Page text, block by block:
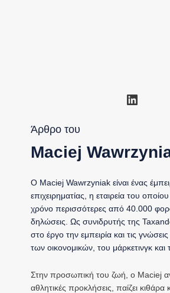
Linkedin
Άρθρο του
Maciej
Ο Maciej Wawrzyniak είναι ένας
επιχειρηματίας, η εταιρεία του
χρόνο περισσότερες από 40.000
δηλώσεις. Ως συνιδρυτής της
στο έργο την εμπειρία και τις
των οικονομικών, του μάρκετινγκ και
Στην προσωπική του ζωή, ο Maciej
αθλητικές προκλήσεις, παίζει κιθάρα